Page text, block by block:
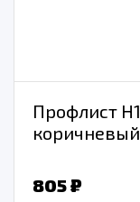
Профлист
805 ₽